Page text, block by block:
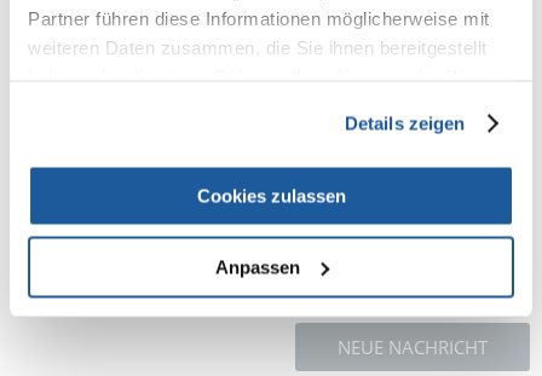
Partner führen diese Informationen möglicherweise mit
weiteren Daten zusammen, die Sie ihnen bereitgestellt
Details zeigen
Cookies zulassen
Anpassen
One Touch Katzengeschirr mit Leine
Leine: 1.20 m
NEUE NACHRICHT